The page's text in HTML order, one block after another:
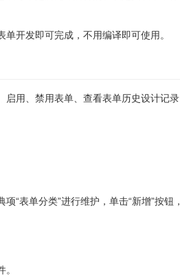
开发即可完成，不用编译即可使用。
用、禁用表单、查看表单历史设计记
“表单分类”进行维护，单击“新增”按